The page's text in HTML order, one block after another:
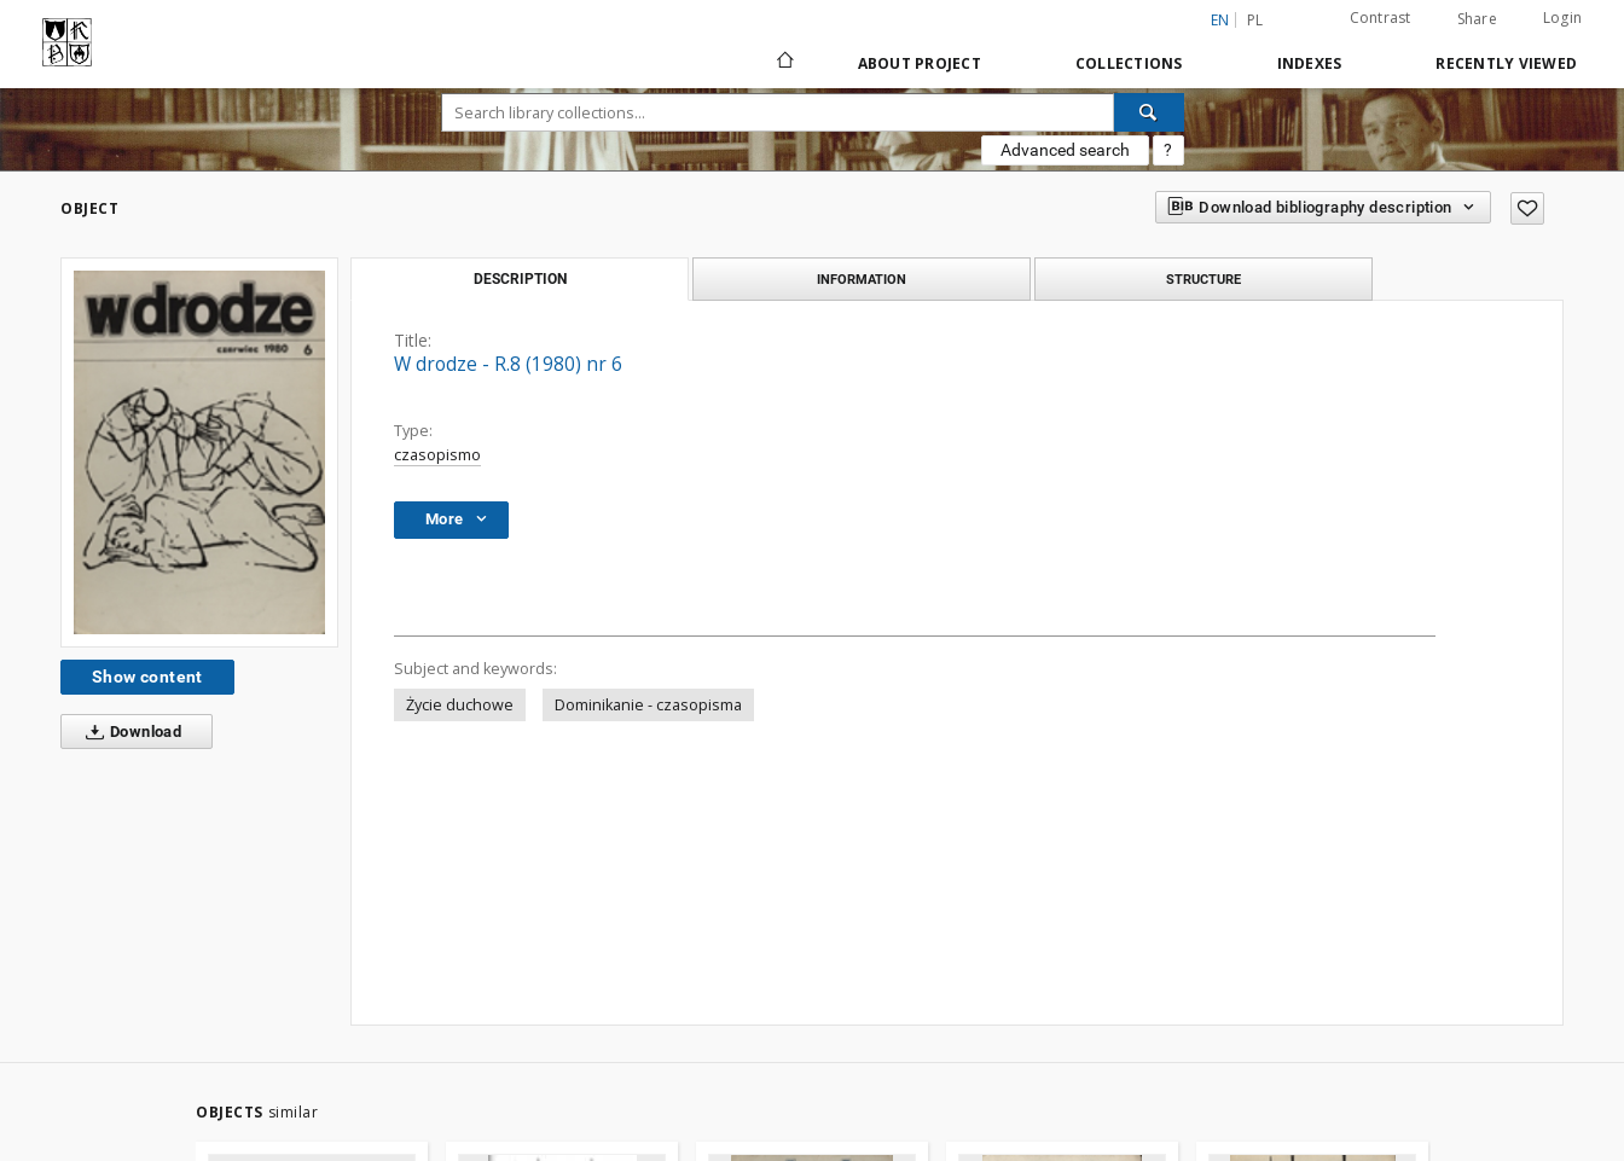
EN PL Contrast Share Login
ABOUT PROJECT COLLECTIONS INDEXES RECENTLY VIEWED
Advanced search ?
OBJECT Download bibliography description
Show content
Download
DESCRIPTION INFORMATION STRUCTURE
Title:
W drodze - R.8 (1980) nr 6
Type:
czasopismo
More
Subject and keywords:
Życie duchowe
Dominikanie - czasopisma
OBJECTS similar